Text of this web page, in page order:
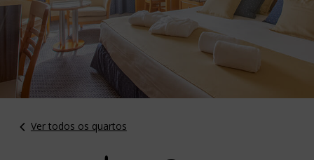
Ver todos os quartos